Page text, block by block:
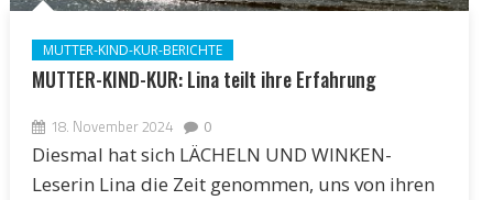
MUTTER-KIND-KUR-BERICHTE
MUTTER-KIND-KUR: Lina teilt ihre Erfahrung
18. November 2024 0
Diesmal hat sich LÄCHELN UND WINKEN-
Leserin Lina die Zeit genommen, uns von ihren